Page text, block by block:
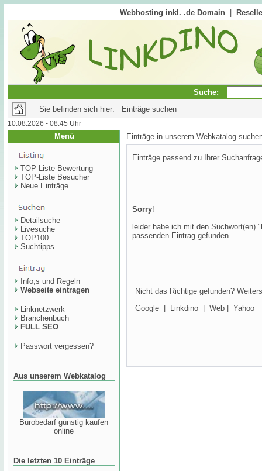
Webhosting inkl. .de Domain
Suche:
Sie befinden sich hier: Einträge suchen
10.08.2026 - 08:45 Uhr
Menü
TOP-Liste Bewertung
TOP-Liste Besucher
Neue Einträge
Detailsuche
Livesuche
TOP100
Suchtipps
Info,s und Regeln
Webseite eintragen
Linknetzwerk
Branchenbuch
FULL SEO
Passwort vergessen?
Aus unserem Webkatalog
Bürobedarf günstig kaufen
online
Die letzten 10 Einträge
Einträge in unserem Webkatalog
Einträge passend zu Ihrer
Sorry!
leider habe ich mit den Suchwort(en) "
passenden Eintrag gefunden...
Nicht das Richtige gefunden?
Google
Linkdino Web Yahoo